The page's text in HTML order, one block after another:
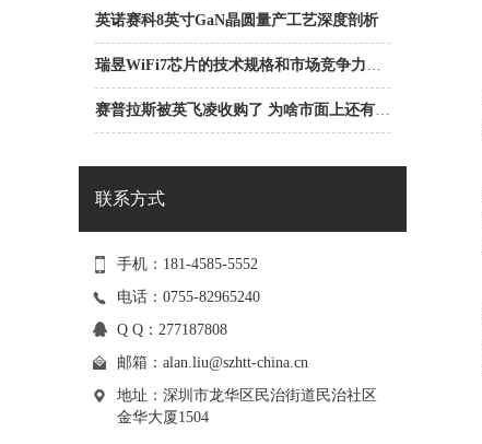
英诺赛科8英寸GaN晶圆量产工艺深度剖析
瑞昱WiFi7芯片的技术规格和市场竞争力是什么？
赛普拉斯被英飞凌收购了 为啥市面上还有赛普拉斯一级代理商？
联系方式
手机：181-4585-5552
电话：0755-82965240
Q Q：277187808
邮箱： alan.liu@szhtt-china.cn
地址：深圳市龙华区民治街道民治社区
金华大厦1504